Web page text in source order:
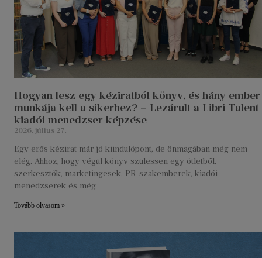
Hogyan lesz egy kéziratból könyv, és hány ember
munkája kell a sikerhez? – Lezárult a Libri Talent
kiadói menedzser képzése
2026. július 27.
Egy erős kézirat már jó kiindulópont, de önmagában még nem
elég. Ahhoz, hogy végül könyv szülessen egy ötletből,
szerkesztők, marketingesek, PR-szakemberek, kiadói
menedzserek és még
Tovább olvasom »